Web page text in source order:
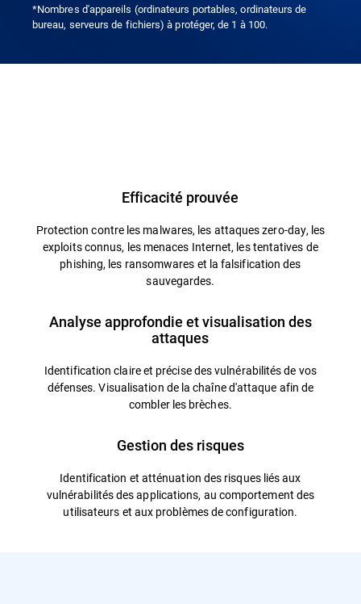
*Nombres d'appareils (ordinateurs portables, ordinateurs de
bureau, serveurs de fichiers) à protéger, de 1 à 100.
Efficacité prouvée
Protection contre les malwares, les attaques zero-day, les
exploits connus, les menaces Internet, les tentatives de
phishing, les ransomwares et la falsification des
sauvegardes.
Analyse approfondie et visualisation des
attaques
Identification claire et précise des vulnérabilités de vos
défenses. Visualisation de la chaîne d'attaque afin de
combler les brèches.
Gestion des risques
Identification et atténuation des risques liés aux
vulnérabilités des applications, au comportement des
utilisateurs et aux problèmes de configuration.